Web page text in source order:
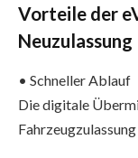
Vorteile der
Neuzulassung
• Schneller Ablauf
Die digitale